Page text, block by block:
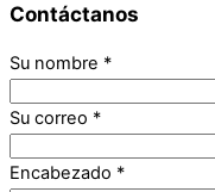
Contáctanos
Su nombre *
Su correo *
Encabezado *